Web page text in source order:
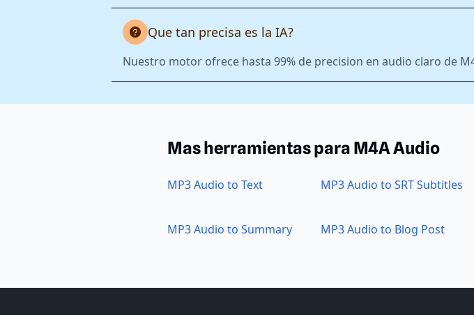
Que tan precisa es la IA?
Nuestro motor ofrece hasta 99% de precision en audio claro de
Mas herramientas para M4A Audio
MP3 Audio to Text MP3 Audio to SRT Subtitles
MP3 Audio to Summary MP3 Audio to Blog Post